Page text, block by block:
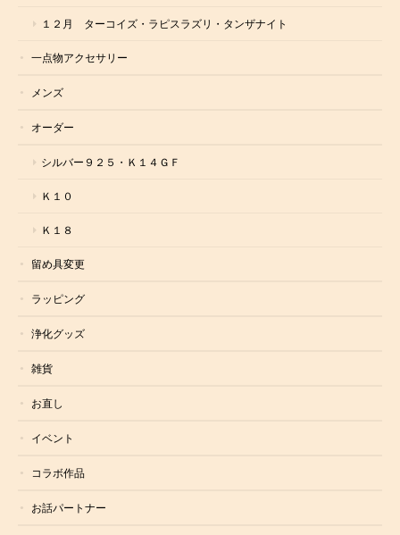
１２月 ターコイズ・ラピスラズリ・タンザナイト
一点物アクセサリー
メンズ
オーダー
シルバー９２５・Ｋ１４ＧＦ
Ｋ１０
Ｋ１８
留め具変更
ラッピング
浄化グッズ
雑貨
お直し
イベント
コラボ作品
お話パートナー